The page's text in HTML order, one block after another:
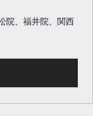
院、福井院、関西